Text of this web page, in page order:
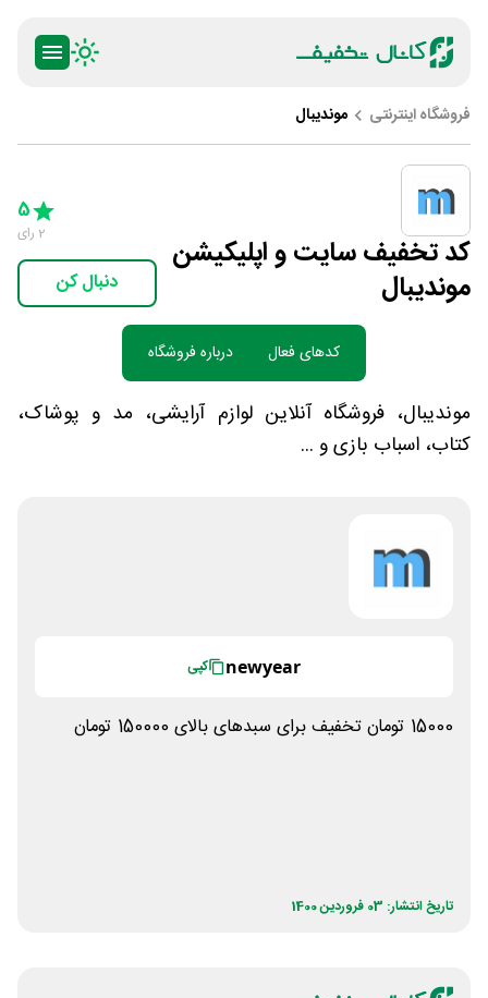
فروشگاه اینترنتی موندیبال
کد تخفیف سایت و اپلیکیشن
موندیبال
5 Stars
5
2 رای
دنبال کن
کدهای فعال درباره فروشگاه
موندیبال، فروشگاه آنلاین لوازم آرایشی، مد و پوشاک،
کتاب، اسباب بازی و ...
newyear کپی
15000 تومان تخفیف برای سبدهای بالای 150000 تومان
تاریخ انتشار: 03 فروردین 1400